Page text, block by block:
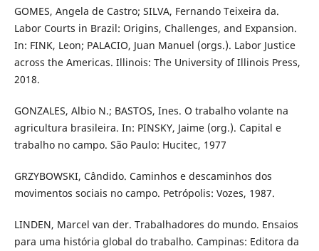
GOMES, Angela de Castro; SILVA, Fernando Teixeira da.
Labor Courts in Brazil: Origins, Challenges, and Expansion.
In: FINK, Leon; PALACIO, Juan Manuel (orgs.). Labor Justice
across the Americas. Illinois: The University of Illinois Press,
2018.
GONZALES, Albio N.; BASTOS, Ines. O trabalho volante na
agricultura brasileira. In: PINSKY, Jaime (org.). Capital e
trabalho no campo. São Paulo: Hucitec, 1977
GRZYBOWSKI, Cândido. Caminhos e descaminhos dos
movimentos sociais no campo. Petrópolis: Vozes, 1987.
LINDEN, Marcel van der. Trabalhadores do mundo. Ensaios
para uma história global do trabalho. Campinas: Editora da